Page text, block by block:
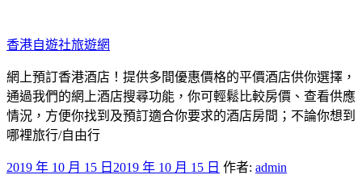
至
主
要
內
容
香港自遊社旅遊網
網上預訂香港酒店！提供多間優惠價格的平價酒店供你選擇，
通過我們的網上酒店搜尋功能，你可輕鬆比較房價、查看供應
情況，方便你找到及預訂適合你要求的酒店房間；不論你想到
哪裡旅行/自由行
發
2019 年 10 月 15 日 2019 年 10 月 15 日 作者: admin